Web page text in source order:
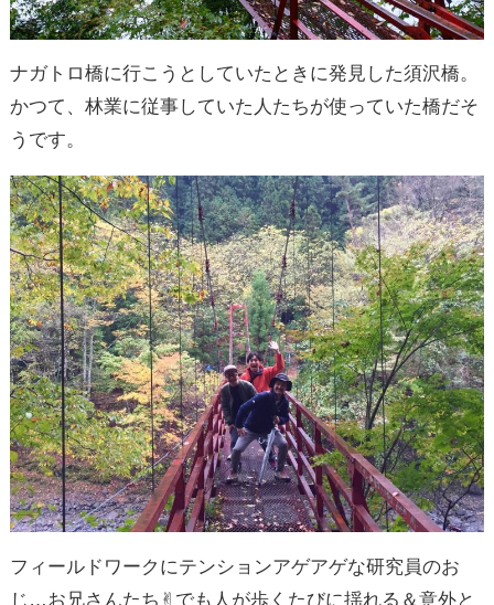
ナガトロ橋に行こうとしていたときに発見した須沢橋。
かつて、林業に従事していた人たちが使っていた橋だそ
うです。
フィールドワークにテンションアゲアゲな研究員のお
じ…お兄さんたち✌︎でも人が歩くたびに揺れる＆意外と